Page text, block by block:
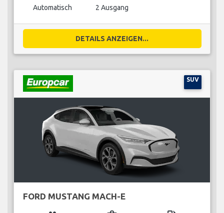
Automatisch 2 Ausgang
DETAILS ANZEIGEN...
SUV
FORD MUSTANG MACH-E